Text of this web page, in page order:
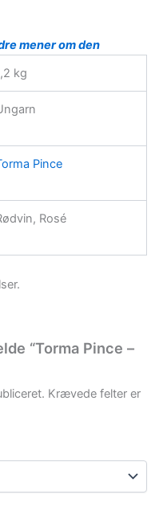
mener om den
kg
Pince
Rosé
“Torma Pince –
Krævede felter er